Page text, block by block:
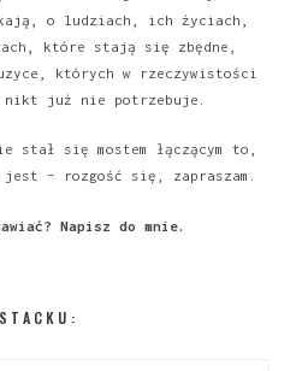
o ludziach, ich życiach,
które stają się zbędne,
których w rzeczywistości
nikt już nie potrzebuje.
stał się mostem łączącym to,
– rozgość się, zapraszam.
Napisz do mnie.